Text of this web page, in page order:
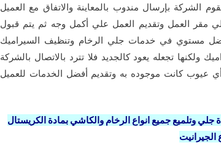
الشركة بإرسال مندوب بالمعاينة والاتفاق مع العميل
مقر العمل وتقديم العمل علي أكمل وجه ثم يتم قبول
مستوي في خدمات جلي الرخام وتنظيف السيراميك
ولكنها تجعله يعود كالجديد فلا تترد بالاتصال بالشركة
عيوب كانت موجوده به وتقديم أفضل الخدمات للعميل
جلي وتلميع جميع انواع الرخام والكاشي بمادة الكريستال
الجيرانيت